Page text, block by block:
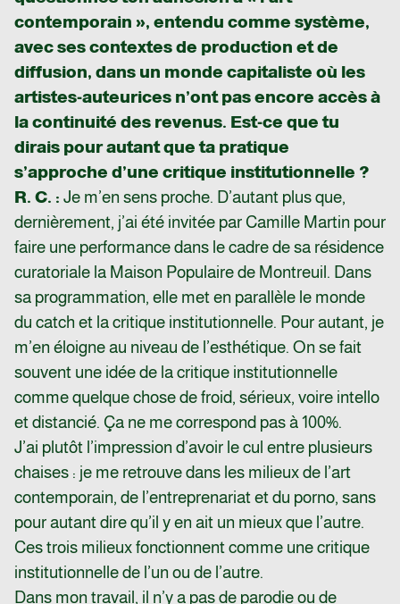
contemporain », entendu comme système,
avec ses contextes de production et de
diffusion, dans un monde capitaliste où les
artistes-auteurices n’ont pas encore accès à
la continuité des revenus. Est-ce que tu
dirais pour autant que ta pratique
s’approche d’une critique institutionnelle ?
R. C. : Je m’en sens proche. D’autant plus que,
dernièrement, j’ai été invitée par Camille Martin pour
faire une performance dans le cadre de sa résidence
curatoriale la Maison Populaire de Montreuil. Dans
sa programmation, elle met en parallèle le monde
du catch et la critique institutionnelle. Pour autant, je
m’en éloigne au niveau de l’esthétique. On se fait
souvent une idée de la critique institutionnelle
comme quelque chose de froid, sérieux, voire intello
et distancié. Ça ne me correspond pas à 100%.
J’ai plutôt l’impression d’avoir le cul entre plusieurs
chaises : je me retrouve dans les milieux de l’art
contemporain, de l’entreprenariat et du porno, sans
pour autant dire qu’il y en ait un mieux que l’autre.
Ces trois milieux fonctionnent comme une critique
institutionnelle de l’un ou de l’autre.
Dans mon travail, il n’y a pas de parodie ou de